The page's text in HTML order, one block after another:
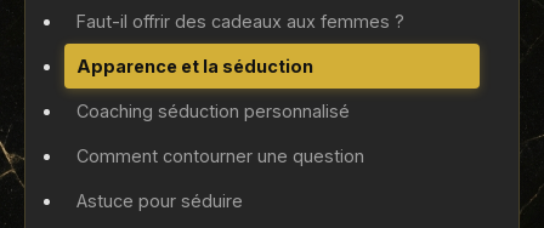
Faut-il offrir des cadeaux aux femmes ?
Apparence et la séduction
Coaching séduction personnalisé
Comment contourner une question
Astuce pour séduire